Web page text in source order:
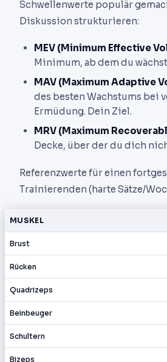
Schwellenwerte populär
Diskussion strukturieren:
MEV (Minimum Effective
Minimum, ab dem du
MAV (Maximum Adaptive
des besten Wachstums bei
Ermüdung. Dein Ziel.
MRV (Maximum
Decke, über der du dich
Referenzwerte für einen
Trainierenden (harte Sätze/
MUSKEL
Brust
Rücken
Quadrizeps
Beinbeuger
Schultern
Bizeps